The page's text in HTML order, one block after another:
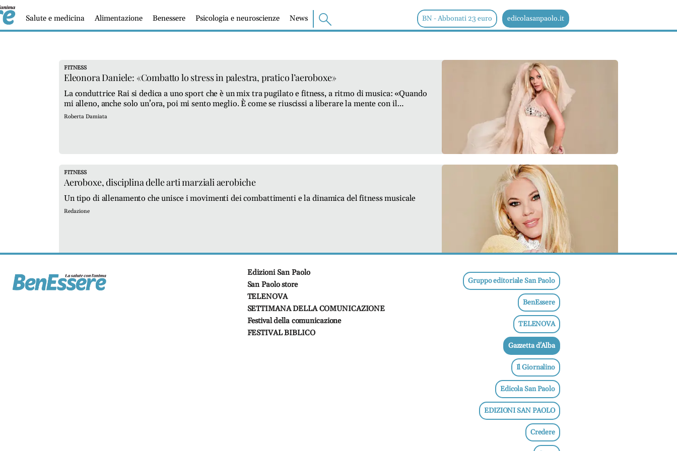
BN - Abbonati 23 euro edicolasanpaolo.it
Salute e medicina Alimentazione Benessere Psicologia e neuroscienze News
FITNESS
Eleonora Daniele: «Combatto lo stress in palestra, pratico l’aeroboxe»
La conduttrice Rai si dedica a uno sport che è un mix tra pugilato e fitness, a ritmo di musica: «Quando
mi alleno, anche solo un’ora, poi mi sento meglio. È come se riuscissi a liberare la mente con il
movimento»
Roberta Damiata
FITNESS
Aeroboxe, disciplina delle arti marziali aerobiche
Un tipo di allenamento che unisce i movimenti dei combattimenti e la dinamica del fitness musicale
Redazione
Edizioni San Paolo
San Paolo store
TELENOVA
SETTIMANA DELLA COMUNICAZIONE
Festival della comunicazione
FESTIVAL BIBLICO
Gruppo editoriale San Paolo
BenEssere
TELENOVA
Gazzetta d'Alba
Il Giornalino
Edicola San Paolo
EDIZIONI SAN PAOLO
Credere